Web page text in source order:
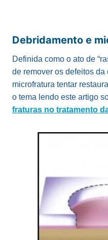
Debridamento e
Definida como o ato de
de remover os defeitos
microfratura tentar
o tema lendo este artigo
fraturas no tratamento